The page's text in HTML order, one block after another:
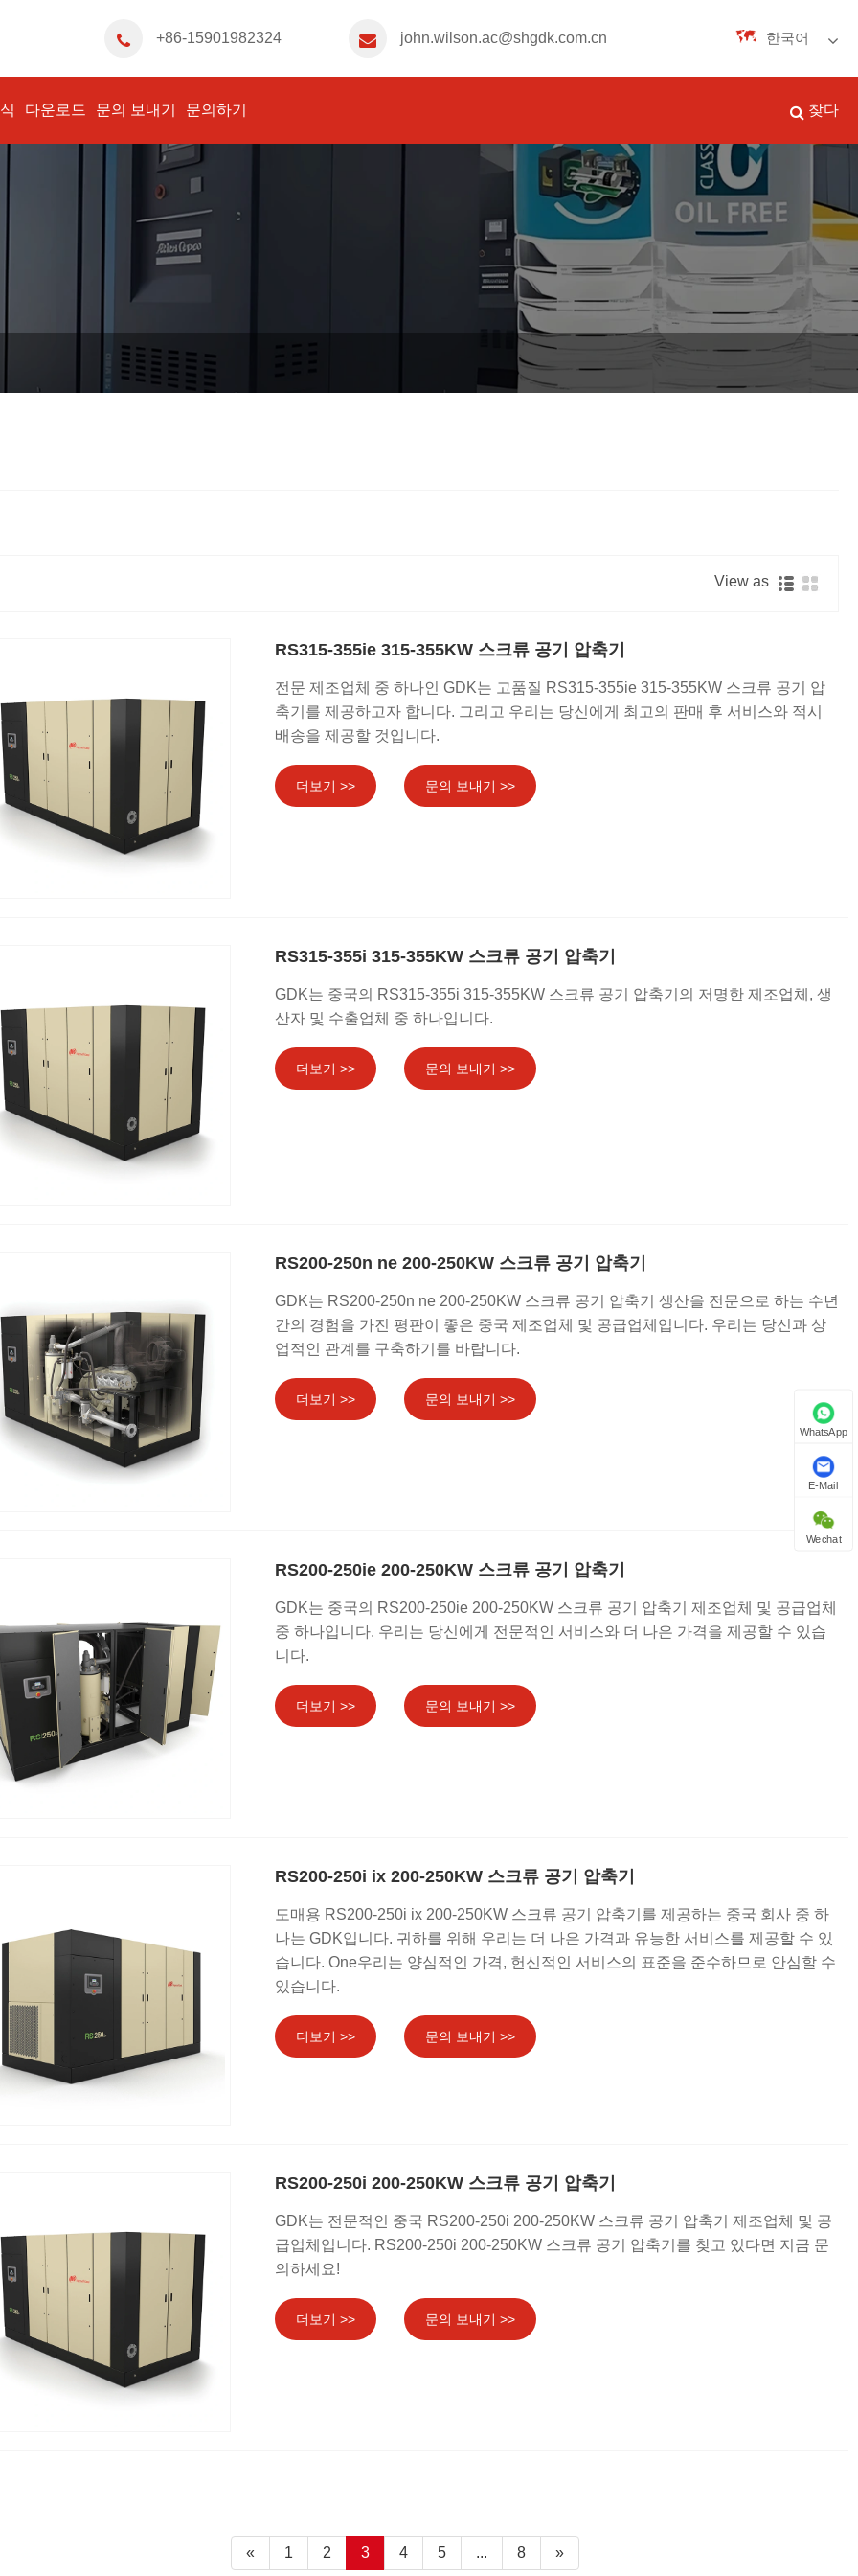
+86-15901982324 john.wilson.ac@shgdk.com.cn 한국어
English
Español
Português
русский
Français
Deutsch
찾다
다운로드 문의 보내기 문의하기
View as
RS315-355ie 315-355KW 스크류 공기 압축기
전문 제조업체 중 하나인 GDK는 고품질 RS315-355ie 315-355KW 스크류 공기 압
축기를 제공하고자 합니다. 그리고 우리는 당신에게 최고의 판매 후 서비스와 적시
배송을 제공할 것입니다.
더보기 >> 문의 보내기 >>
RS315-355i 315-355KW 스크류 공기 압축기
GDK는 중국의 RS315-355i 315-355KW 스크류 공기 압축기의 저명한 제조업체, 생
산자 및 수출업체 중 하나입니다.
더보기 >> 문의 보내기 >>
RS200-250n ne 200-250KW 스크류 공기 압축기
GDK는 RS200-250n ne 200-250KW 스크류 공기 압축기 생산을 전문으로 하는 수년
간의 경험을 가진 평판이 좋은 중국 제조업체 및 공급업체입니다. 우리는 당신과 상
업적인 관계를 구축하기를 바랍니다.
더보기 >> 문의 보내기 >>
RS200-250ie 200-250KW 스크류 공기 압축기
GDK는 중국의 RS200-250ie 200-250KW 스크류 공기 압축기 제조업체 및 공급업체
중 하나입니다. 우리는 당신에게 전문적인 서비스와 더 나은 가격을 제공할 수 있습
니다.
더보기 >> 문의 보내기 >>
RS200-250i ix 200-250KW 스크류 공기 압축기
도매용 RS200-250i ix 200-250KW 스크류 공기 압축기를 제공하는 중국 회사 중 하
나는 GDK입니다. 귀하를 위해 우리는 더 나은 가격과 유능한 서비스를 제공할 수 있
습니다. One우리는 양심적인 가격, 헌신적인 서비스의 표준을 준수하므로 안심할 수
있습니다.
더보기 >> 문의 보내기 >>
RS200-250i 200-250KW 스크류 공기 압축기
GDK는 전문적인 중국 RS200-250i 200-250KW 스크류 공기 압축기 제조업체 및 공
급업체입니다. RS200-250i 200-250KW 스크류 공기 압축기를 찾고 있다면 지금 문
의하세요!
더보기 >> 문의 보내기 >>
« 1 2 3 4 5 ... 8 »
WhatsApp
E-Mail
Wechat